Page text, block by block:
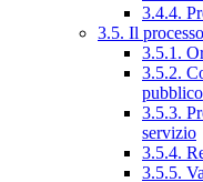
3.4.4.
3.5. Il
3.5.1.
3.5.2.
pubblico
3.5.3.
servizio
3.5.4.
3.5.5.